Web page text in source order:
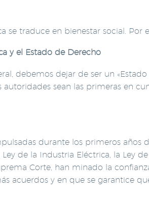
se traduce en bienestar social. Por
y el Estado de Derecho
debemos dejar de ser un
sean las primeras en
durante los primeros
Ley de la Industria Eléctrica, la
Corte, han minado la
acuerdos y en que se garantice